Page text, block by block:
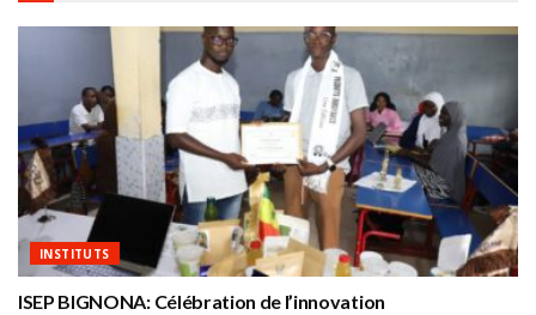
INSTITUTS
ISEP BIGNONA: Célébration de l’innovation